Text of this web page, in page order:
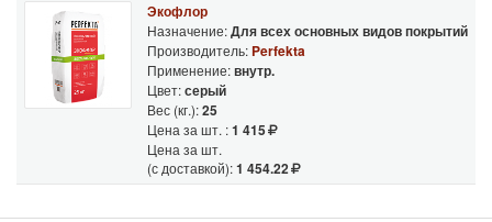
Экофлор
Назначение:Для всех основных видов покрытий
Производитель: Perfekta
Применение:внутр.
Цвет:серый
Вес (кг.):25
Цена за шт. :1 415
Цена за шт.
(с доставкой):1 454.22